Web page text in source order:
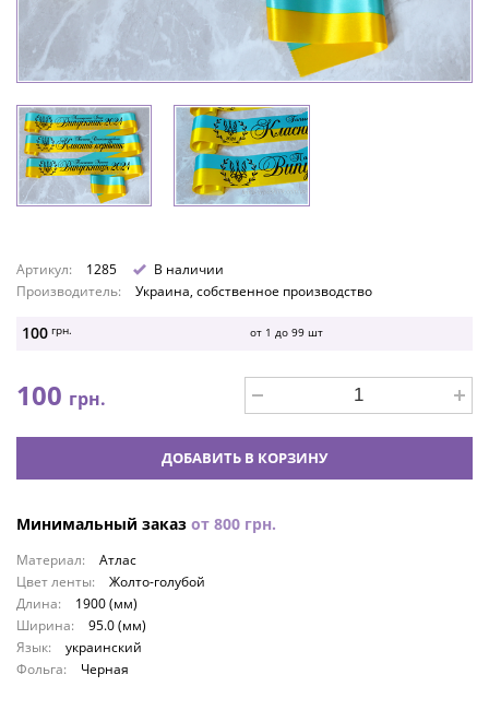
Артикул: 1285
В наличии
Производитель:
Украина, собственное производство
100 грн. от 1 до 99 шт
100 грн.
ДОБАВИТЬ В КОРЗИНУ
Минимальный заказ от 800 грн.
Материал:
Атлас
Цвет ленты:
Жолто-голубой
Длина:
1900 (мм)
Ширина:
95.0 (мм)
Язык:
украинский
Фольга:
Черная